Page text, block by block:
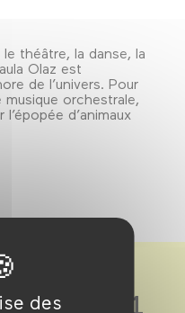
des
théâtre, la danse, la
Olaz est
de l’univers. Pour
orchestrale,
d’animaux
2020-2021